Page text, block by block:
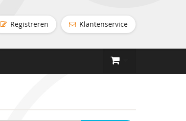
Registreren Klantenservice